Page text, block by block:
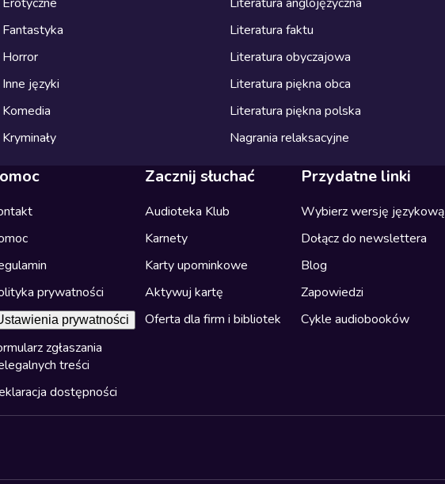
Fantastyka
Horror
Inne języki
Komedia
Kryminały
Literatura faktu
Literatura obyczajowa
Literatura piękna obca
Literatura piękna polska
Nagrania relaksacyjne
prywatności
prywatności
zgłaszania
treści
dostępności
Zacznij słuchać
Audioteka Klub
Karnety
Karty upominkowe
Aktywuj kartę
Oferta dla firm i bibliotek
Przydatne linki
Wybierz wersję językową
Dołącz do newslettera
Blog
Zapowiedzi
Cykle audiobooków